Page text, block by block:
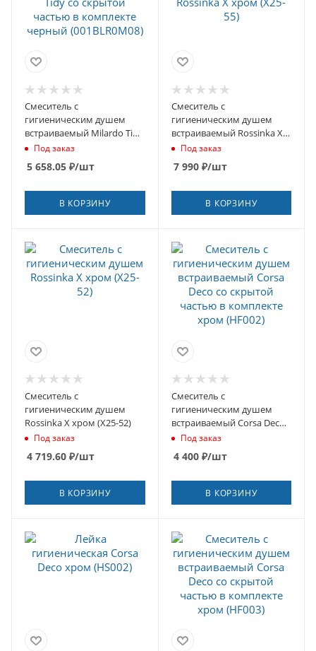
Смеситель с
гигиеническим душем
встраиваемый Milardo Tidy
со скрытой частью в
комплекте черный
(001BLR0M08)
Под заказ
5 658.05 ₽/шт
В КОРЗИНУ
Смеситель с
гигиеническим душем
встраиваемый Rossinka Х
хром (X25-55)
Под заказ
7 990₽/шт
В КОРЗИНУ
Смеситель с
гигиеническим душем
Rossinka X хром (X25-52)
Под заказ
4 719.60 ₽/шт
В КОРЗИНУ
Смеситель с
гигиеническим душем
встраиваемый Corsa Deco
со скрытой частью в
Под заказ
4 400₽/шт
В КОРЗИНУ